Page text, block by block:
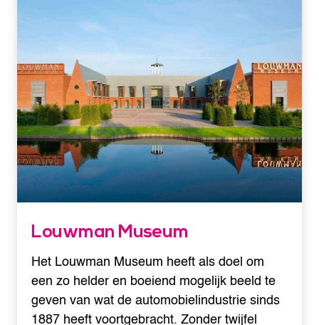
Louwman Museum
Het Louwman Museum heeft als doel om
een zo helder en boeiend mogelijk beeld te
geven van wat de automobielindustrie sinds
1887 heeft voortgebracht. Zonder twijfel